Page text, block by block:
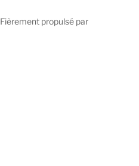
Fièrement propulsé par